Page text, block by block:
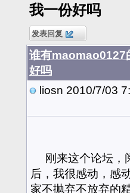
我一份好吗
发表回复
谁有maomao0127
好吗
liosn 2010/7/03
刚来这个论坛，
后，我很感动，感
家不抛弃不放弃的